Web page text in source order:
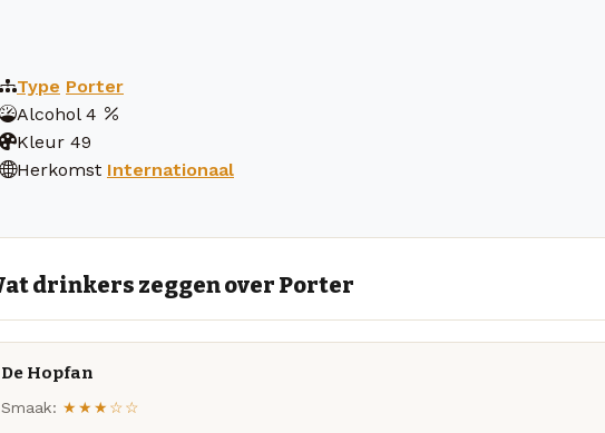
Type Porter
Alcohol 4
Kleur 49
Herkomst Internationaal
drinkers zeggen over Porter
De Hopfan
Smaak: ★★★☆☆